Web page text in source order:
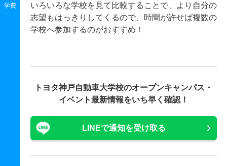
学費
いろいろな学校を見て比較することで、より自分の
志望もはっきりしてくるので、時間が許せば複数の
学校へ参加するのがおすすめ！
トヨタ神戸自動車大学校のオープンキャンパス・
イベント最新情報をいち早く確認！
LINEで通知を受け取る